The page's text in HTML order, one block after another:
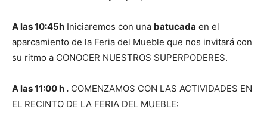
A las 10:45h Iniciaremos con una batucada en el
aparcamiento de la Feria del Mueble que nos invitará con
su ritmo a CONOCER NUESTROS SUPERPODERES.
A las 11:00 h . COMENZAMOS CON LAS ACTIVIDADES EN
EL RECINTO DE LA FERIA DEL MUEBLE: